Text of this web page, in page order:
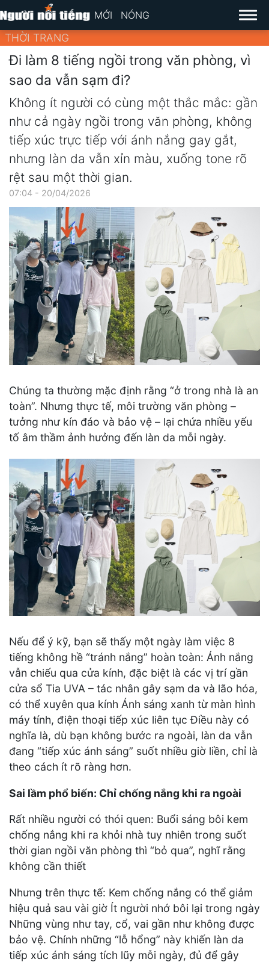
MỚI NÓNG
THỜI TRANG
Đi làm 8 tiếng ngồi trong văn phòng, vì
sao da vẫn sạm đi?
Không ít người có cùng một thắc mắc: gần
như cả ngày ngồi trong văn phòng, không
tiếp xúc trực tiếp với ánh nắng gay gắt,
nhưng làn da vẫn xỉn màu, xuống tone rõ
rệt sau một thời gian.
07:04 - 20/04/2026
Chúng ta thường mặc định rằng “ở trong nhà là an
toàn”. Nhưng thực tế, môi trường văn phòng –
tưởng như kín đáo và bảo vệ – lại chứa nhiều yếu
tố âm thầm ảnh hưởng đến làn da mỗi ngày.
Nếu để ý kỹ, bạn sẽ thấy một ngày làm việc 8
tiếng không hề “tránh nắng” hoàn toàn: Ánh nắng
vẫn chiếu qua cửa kính, đặc biệt là các vị trí gần
cửa sổ Tia UVA – tác nhân gây sạm da và lão hóa,
có thể xuyên qua kính Ánh sáng xanh từ màn hình
máy tính, điện thoại tiếp xúc liên tục Điều này có
nghĩa là, dù bạn không bước ra ngoài, làn da vẫn
đang “tiếp xúc ánh sáng” suốt nhiều giờ liền, chỉ là
theo cách ít rõ ràng hơn.
Sai lầm phổ biến: Chỉ chống nắng khi ra ngoài
Rất nhiều người có thói quen: Buổi sáng bôi kem
chống nắng khi ra khỏi nhà tuy nhiên trong suốt
thời gian ngồi văn phòng thì “bỏ qua”, nghĩ rằng
không cần thiết
Nhưng trên thực tế: Kem chống nắng có thể giảm
hiệu quả sau vài giờ Ít người nhớ bôi lại trong ngày
Những vùng như tay, cổ, vai gần như không được
bảo vệ. Chính những “lỗ hổng” này khiến làn da
tiếp xúc ánh sáng tích lũy mỗi ngày, đủ để gây